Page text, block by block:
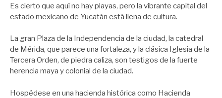
Es cierto que aquí no hay playas, pero la vibrante capital del
estado mexicano de Yucatán está llena de cultura.
La gran Plaza de la Independencia de la ciudad, la catedral
de Mérida, que parece una fortaleza, y la clásica Iglesia de la
Tercera Orden, de piedra caliza, son testigos de la fuerte
herencia maya y colonial de la ciudad.
Hospédese en una hacienda histórica como Hacienda